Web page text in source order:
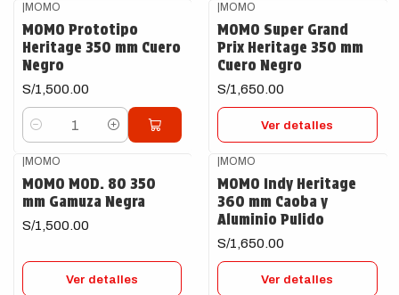
|MOMO
MOMO Prototipo
Heritage 350 mm Cuero
Negro
S/1,500.00
Cantidad
|MOMO
MOMO Super Grand
Prix Heritage 350 mm
Cuero Negro
S/1,650.00
Ver detalles
|MOMO
MOMO MOD. 80 350
mm Gamuza Negra
S/1,500.00
Ver detalles
|MOMO
MOMO Indy Heritage
360 mm Caoba y
Aluminio Pulido
S/1,650.00
Ver detalles